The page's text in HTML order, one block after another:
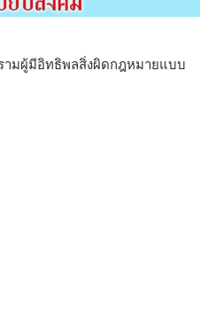
ามผู้มีอิทธิพลสิ่งผิดกฎหมายแบบ